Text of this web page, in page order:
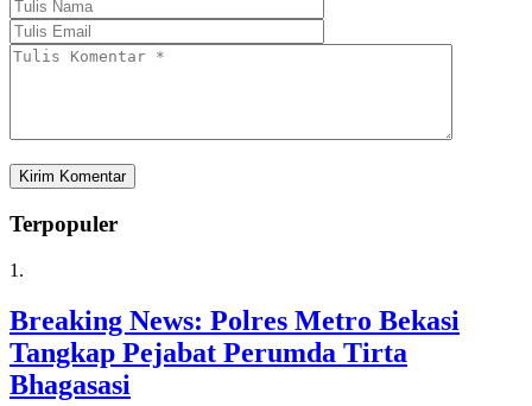
Terpopuler
1.
Breaking News: Polres Metro Bekasi
Tangkap Pejabat Perumda Tirta
Bhagasasi